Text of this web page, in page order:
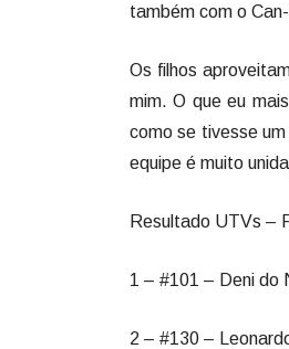
também com o
Os filhos
mim. O que eu
como se tivesse
equipe é muito
Resultado UTVs –
1 – #101 – Deni do
2 – #130 –